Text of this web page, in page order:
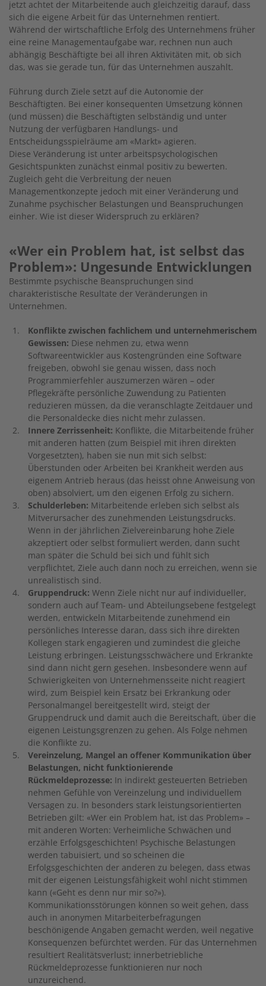
jetzt achtet der Mitarbeitende auch gleichzeitig darauf, dass
sich die eigene Arbeit für das Unternehmen rentiert.
Während der wirtschaftliche Erfolg des Unternehmens früher
eine reine Managementaufgabe war, rechnen nun auch
abhängig Beschäftigte bei all ihren Aktivitäten mit, ob sich
das, was sie gerade tun, für das Unternehmen auszahlt.
Führung durch Ziele setzt auf die Autonomie der
Beschäftigten. Bei einer konsequenten Umsetzung können
(und müssen) die Beschäftigten selbständig und unter
Nutzung der verfügbaren Handlungs- und
Entscheidungsspielräume am «Markt» agieren.
Diese Veränderung ist unter arbeitspsychologischen
Gesichtspunkten zunächst einmal positiv zu bewerten.
Zugleich geht die Verbreitung der neuen
Managementkonzepte jedoch mit einer Veränderung und
Zunahme psychischer Belastungen und Beanspruchungen
einher. Wie ist dieser Widerspruch zu erklären?
«Wer ein Problem hat, ist selbst das
Problem»: Ungesunde Entwicklungen
Bestimmte psychische Beanspruchungen sind
charakteristische Resultate der Veränderungen in
Unternehmen.
Konflikte zwischen fachlichem und unternehmerischem
Gewissen: Diese nehmen zu, etwa wenn
Softwareentwickler aus Kostengründen eine Software
freigeben, obwohl sie genau wissen, dass noch
Programmierfehler auszumerzen wären – oder
Pflegekräfte persönliche Zuwendung zu Patienten
reduzieren müssen, da die veranschlagte Zeitdauer und
die Personaldecke dies nicht mehr zulassen.
Innere Zerrissenheit: Konflikte, die Mitarbeitende früher
mit anderen hatten (zum Beispiel mit ihren direkten
Vorgesetzten), haben sie nun mit sich selbst:
Überstunden oder Arbeiten bei Krankheit werden aus
eigenem Antrieb heraus (das heisst ohne Anweisung von
oben) absolviert, um den eigenen Erfolg zu sichern.
Schulderleben: Mitarbeitende erleben sich selbst als
Mitverursacher des zunehmenden Leistungsdrucks.
Wenn in der jährlichen Zielvereinbarung hohe Ziele
akzeptiert oder selbst formuliert werden, dann sucht
man später die Schuld bei sich und fühlt sich
verpflichtet, Ziele auch dann noch zu erreichen, wenn sie
unrealistisch sind.
Gruppendruck: Wenn Ziele nicht nur auf individueller,
sondern auch auf Team- und Abteilungsebene festgelegt
werden, entwickeln Mitarbeitende zunehmend ein
persönliches Interesse daran, dass sich ihre direkten
Kollegen stark engagieren und zumindest die gleiche
Leistung erbringen. Leistungsschwächere und Erkrankte
sind dann nicht gern gesehen. Insbesondere wenn auf
Schwierigkeiten von Unternehmensseite nicht reagiert
wird, zum Beispiel kein Ersatz bei Erkrankung oder
Personalmangel bereitgestellt wird, steigt der
Gruppendruck und damit auch die Bereitschaft, über die
eigenen Leistungsgrenzen zu gehen. Als Folge nehmen
die Konflikte zu.
Vereinzelung, Mangel an offener Kommunikation über
Belastungen, nicht funktionierende
Rückmeldeprozesse: In indirekt gesteuerten Betrieben
nehmen Gefühle von Vereinzelung und individuellem
Versagen zu. In besonders stark leistungsorientierten
Betrieben gilt: «Wer ein Problem hat, ist das Problem» –
mit anderen Worten: Verheimliche Schwächen und
erzähle Erfolgsgeschichten! Psychische Belastungen
werden tabuisiert, und so scheinen die
Erfolgsgeschichten der anderen zu belegen, dass etwas
mit der eigenen Leistungsfähigkeit wohl nicht stimmen
kann («Geht es denn nur mir so?»).
Kommunikationsstörungen können so weit gehen, dass
auch in anonymen Mitarbeiterbefragungen
beschönigende Angaben gemacht werden, weil negative
Konsequenzen befürchtet werden. Für das Unternehmen
resultiert Realitätsverlust; innerbetriebliche
Rückmeldeprozesse funktionieren nur noch
unzureichend.